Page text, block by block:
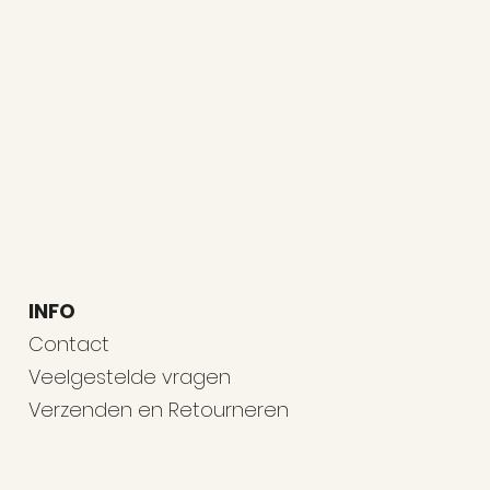
INFO
Contact
Veelgestelde vragen
Verzenden en Retourneren